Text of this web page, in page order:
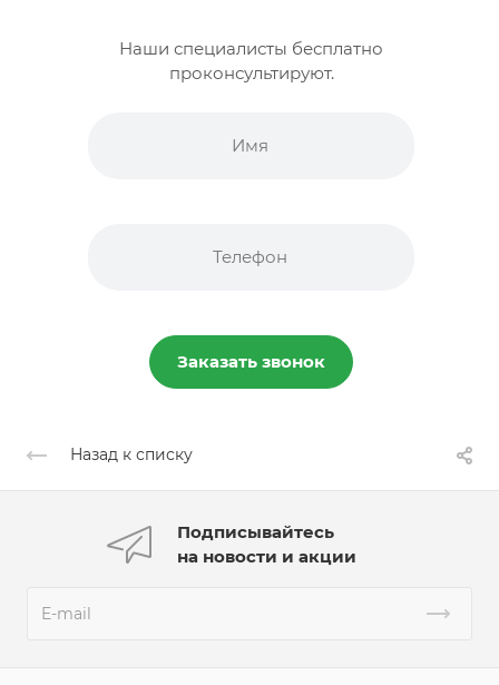
Наши специалисты бесплатно
проконсультируют.
Заказать звонок
Назад к списку
Подписывайтесь
на новости и акции